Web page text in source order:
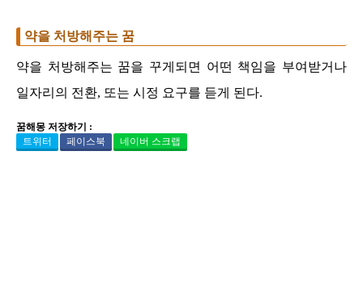
약을 처방해주는 꿈
약을 처방해주는 꿈을 꾸게되면 어떤 책임을 부여받거나
일자리의 전환, 또는 시정 요구를 듣게 된다.
꿈해몽 저장하기 :
트위터
페이스북 네이버 스크랩